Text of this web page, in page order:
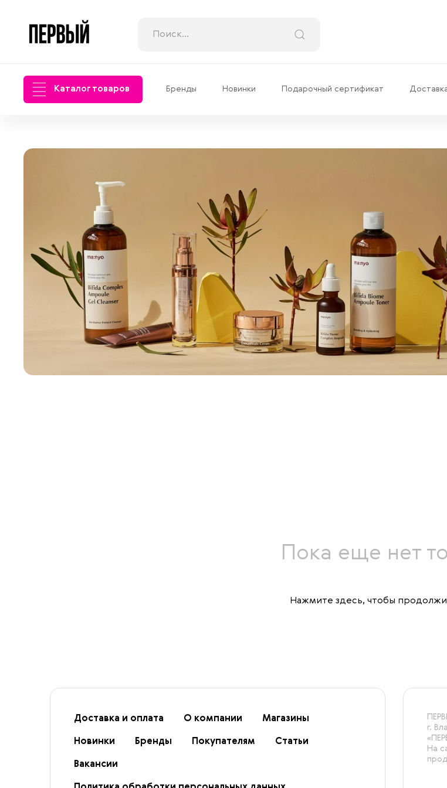
Каталог товаров Бренды Новинки Подарочный сертификат
Пока еще нет
Нажмите здесь, чтобы
Доставка и оплата О компании Магазины
Новинки Бренды Покупателям Статьи
Вакансии
г.
На